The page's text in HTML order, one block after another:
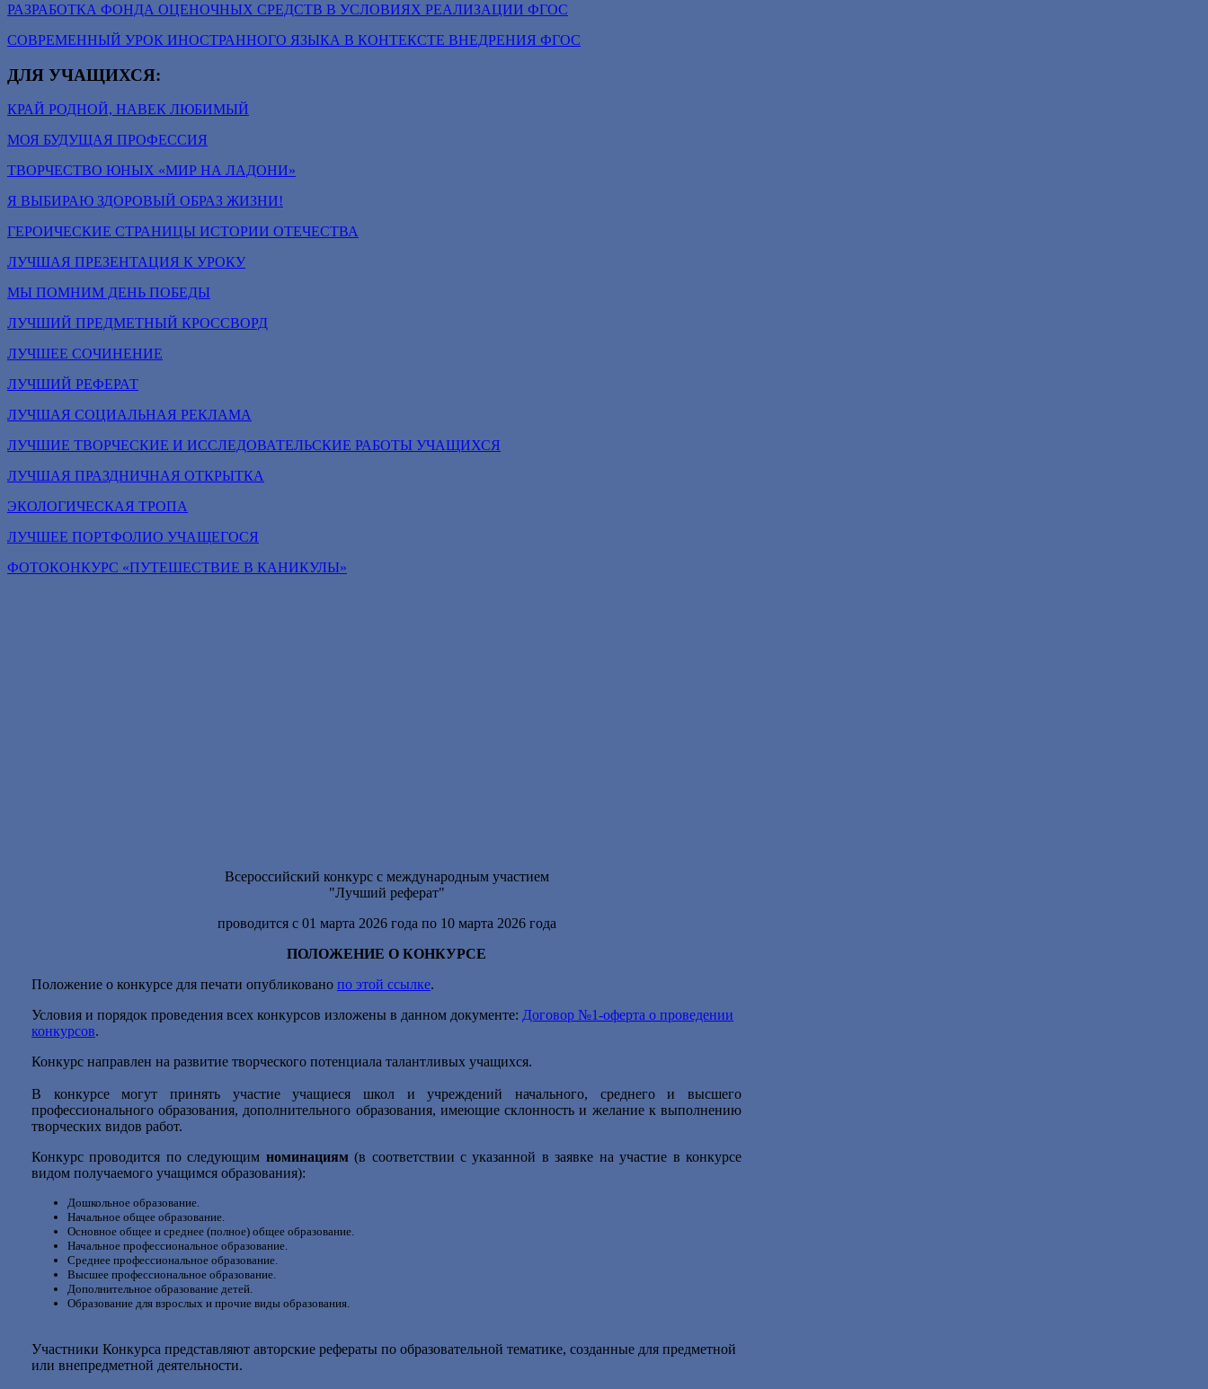
РАЗРАБОТКА ФОНДА ОЦЕНОЧНЫХ СРЕДСТВ В УСЛОВИЯХ РЕАЛИЗАЦИИ ФГОС
СОВРЕМЕННЫЙ УРОК ИНОСТРАННОГО ЯЗЫКА В КОНТЕКСТЕ ВНЕДРЕНИЯ ФГОС
ДЛЯ УЧАЩИХСЯ:
КРАЙ РОДНОЙ, НАВЕК ЛЮБИМЫЙ
МОЯ БУДУЩАЯ ПРОФЕССИЯ
ТВОРЧЕСТВО ЮНЫХ «МИР НА ЛАДОНИ»
Я ВЫБИРАЮ ЗДОРОВЫЙ ОБРАЗ ЖИЗНИ!
ГЕРОИЧЕСКИЕ СТРАНИЦЫ ИСТОРИИ ОТЕЧЕСТВА
ЛУЧШАЯ ПРЕЗЕНТАЦИЯ К УРОКУ
МЫ ПОМНИМ ДЕНЬ ПОБЕДЫ
ЛУЧШИЙ ПРЕДМЕТНЫЙ КРОССВОРД
ЛУЧШЕЕ СОЧИНЕНИЕ
ЛУЧШИЙ РЕФЕРАТ
ЛУЧШАЯ СОЦИАЛЬНАЯ РЕКЛАМА
ЛУЧШИЕ ТВОРЧЕСКИЕ И ИССЛЕДОВАТЕЛЬСКИЕ РАБОТЫ УЧАЩИХСЯ
ЛУЧШАЯ ПРАЗДНИЧНАЯ ОТКРЫТКА
ЭКОЛОГИЧЕСКАЯ ТРОПА
ЛУЧШЕЕ ПОРТФОЛИО УЧАЩЕГОСЯ
ФОТОКОНКУРС «ПУТЕШЕСТВИЕ В КАНИКУЛЫ»
Всероссийский конкурс с международным участием
"Лучший реферат"
проводится с 01 марта 2026 года по 10 марта 2026 года
ПОЛОЖЕНИЕ О КОНКУРСЕ
Положение о конкурсе для печати опубликовано по этой ссылке.
Условия и порядок проведения всех конкурсов изложены в данном документе: Договор №1-оферта о проведении
конкурсов.
Конкурс направлен на развитие творческого потенциала талантливых учащихся.
В конкурсе могут принять участие учащиеся школ и учреждений начального, среднего и высшего
профессионального образования, дополнительного образования, имеющие склонность и желание к выполнению
творческих видов работ.
Конкурс проводится по следующим номинациям(в соответствии с указанной в заявке на участие в конкурсе
видом получаемого учащимся образования):
Дошкольное образование.
Начальное общее образование.
Основное общее и среднее (полное) общее образование.
Начальное профессиональное образование.
Среднее профессиональное образование.
Высшее профессиональное образование.
Дополнительное образование детей.
Образование для взрослых и прочие виды образования.
Участники Конкурса представляют авторские рефераты по образовательной тематике, созданные для предметной
или внепредметной деятельности.